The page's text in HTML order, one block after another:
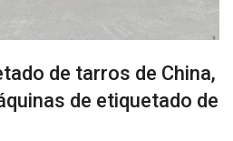
de tarros de China,
de etiquetado de